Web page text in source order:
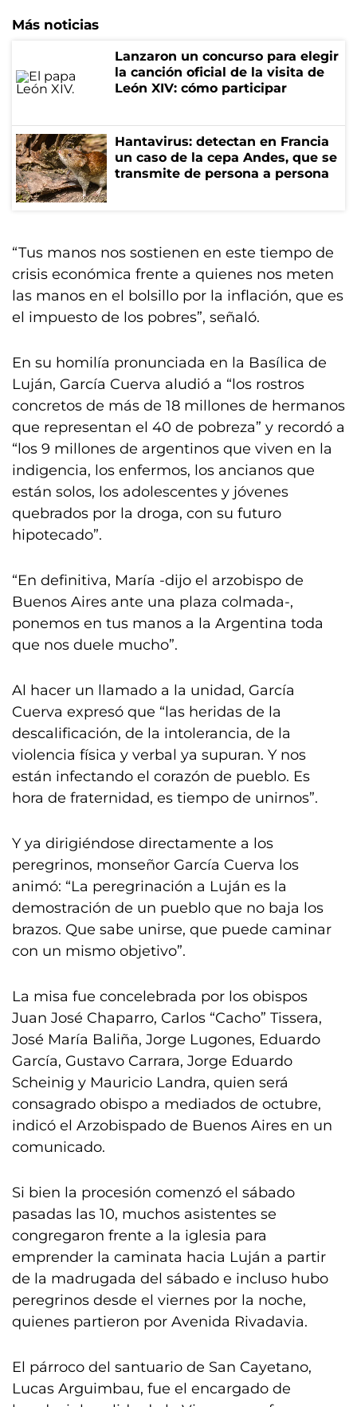
Más noticias
Lanzaron un concurso para elegir
la canción oficial de la visita de
León XIV: cómo participar
Hantavirus: detectan en Francia
un caso de la cepa Andes, que se
transmite de persona a persona
“Tus manos nos sostienen en este tiempo de
crisis económica frente a quienes nos meten
las manos en el bolsillo por la inflación, que es
el impuesto de los pobres”, señaló.
En su homilía pronunciada en la Basílica de
Luján, García Cuerva aludió a “los rostros
concretos de más de 18 millones de hermanos
que representan el 40 de pobreza” y recordó a
“los 9 millones de argentinos que viven en la
indigencia, los enfermos, los ancianos que
están solos, los adolescentes y jóvenes
quebrados por la droga, con su futuro
hipotecado”.
“En definitiva, María -dijo el arzobispo de
Buenos Aires ante una plaza colmada-,
ponemos en tus manos a la Argentina toda
que nos duele mucho”.
Al hacer un llamado a la unidad, García
Cuerva expresó que “las heridas de la
descalificación, de la intolerancia, de la
violencia física y verbal ya supuran. Y nos
están infectando el corazón de pueblo. Es
hora de fraternidad, es tiempo de unirnos”.
Y ya dirigiéndose directamente a los
peregrinos, monseñor García Cuerva los
animó: “La peregrinación a Luján es la
demostración de un pueblo que no baja los
brazos. Que sabe unirse, que puede caminar
con un mismo objetivo”.
La misa fue concelebrada por los obispos
Juan José Chaparro, Carlos “Cacho” Tissera,
José María Baliña, Jorge Lugones, Eduardo
García, Gustavo Carrara, Jorge Eduardo
Scheinig y Mauricio Landra, quien será
consagrado obispo a mediados de octubre,
indicó el Arzobispado de Buenos Aires en un
comunicado.
Si bien la procesión comenzó el sábado
pasadas las 10, muchos asistentes se
congregaron frente a la iglesia para
emprender la caminata hacia Luján a partir
de la madrugada del sábado e incluso hubo
peregrinos desde el viernes por la noche,
quienes partieron por Avenida Rivadavia.
El párroco del santuario de San Cayetano,
Lucas Arguimbau, fue el encargado de